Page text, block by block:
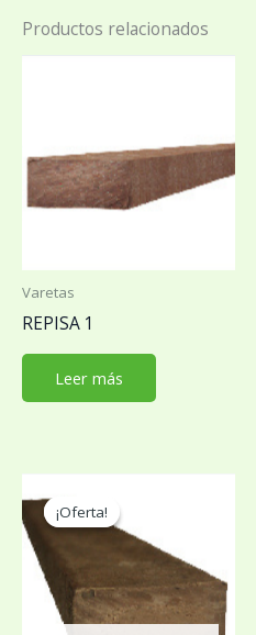
Productos relacionados
Varetas
REPISA 1
Leer más
¡Oferta!
¡Oferta!